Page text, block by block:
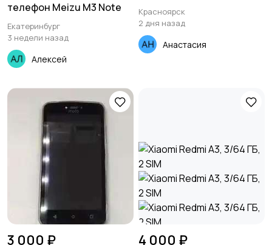
телефон Meizu M3 Note
Екатеринбург
3 недели назад
Алексей
Красноярск
2 дня назад
Анастасия
3 000 ₽ 4 000 ₽